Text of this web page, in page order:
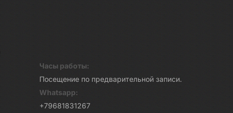
Часы работы:
Посещение по предварительной записи.
Whatsapp:
+79681831267